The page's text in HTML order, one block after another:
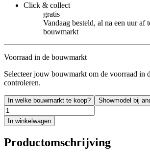
Click & collect
gratis
Vandaag besteld, al na een uur af
bouwmarkt
Voorraad in de bouwmarkt
Selecteer jouw bouwmarkt om de voorraad in
controleren.
In welke bouwmarkt te koop? Showmodel bij
In winkelwagen
Productomschrijving